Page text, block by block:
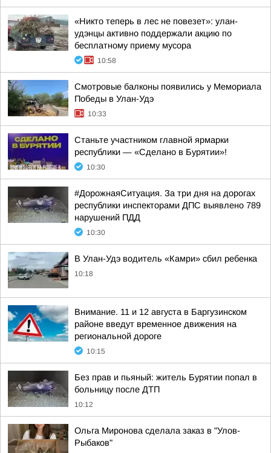
«Никто теперь в лес не повезет»: улан-
удэнцы активно поддержали акцию по
бесплатному приему мусора
10:58
Смотровые балконы появились у Мемориала
Победы в Улан-Удэ
10:33
Станьте участником главной ярмарки
республики — «Сделано в Бурятии»!
10:30
#ДорожнаяСитуация. За три дня на дорогах
республики инспекторами ДПС выявлено 789
нарушений ПДД
10:30
В Улан-Удэ водитель «Камри» сбил ребенка
10:18
Внимание. 11 и 12 августа в Баргузинском
районе введут временное движения на
региональной дороге
10:15
Без прав и пьяный: житель Бурятии попал в
больницу после ДТП
10:12
Ольга Миронова сделала заказ в "Улов-
Рыбаков"